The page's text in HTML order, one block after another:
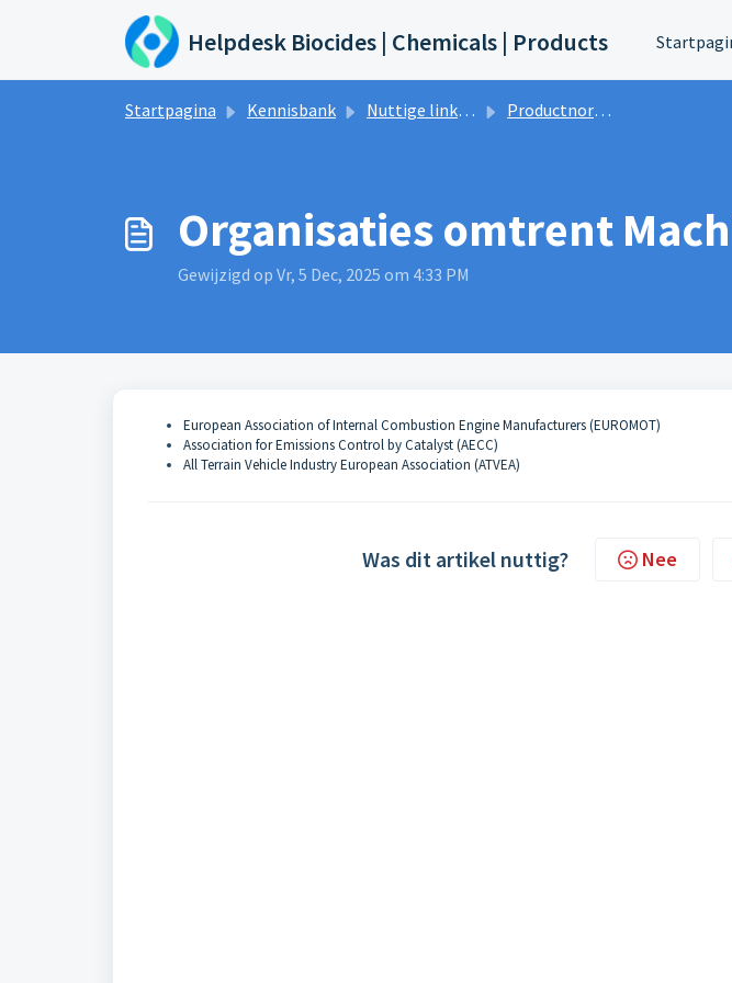
Doorgaan naar hoofdinhoud
Helpdesk Biocides | Chemicals | Products
Startpagina Kennisbank Nuttige links & Evenementen Productnormen
Organisaties omtrent
Gewijzigd op Vr, 5 Dec, 2025 om 4:33 PM
European Association of Internal Combustion Engine Manufacturers (EUROMOT)
Association for Emissions Control by Catalyst (AECC)
All Terrain Vehicle Industry European Association (ATVEA)
Was dit artikel nuttig? Nee